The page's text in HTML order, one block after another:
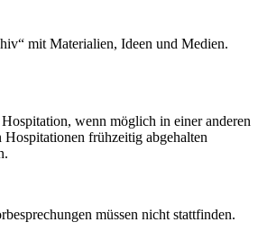
mit Materialien, Ideen und Medien.
wenn möglich in einer anderen
frühzeitig abgehalten
müssen nicht stattfinden.